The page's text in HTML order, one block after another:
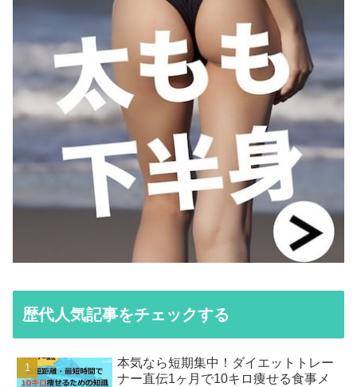
歴代人気記事をチェックする
本気なら短期集中！ダイエットトレー
ナー直伝1ヶ月で10キロ痩せる食事メ